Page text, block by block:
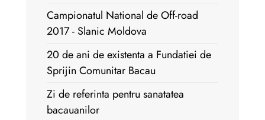
Campionatul National de Off-road
2017 - Slanic Moldova
20 de ani de existenta a Fundatiei de
Sprijin Comunitar Bacau
Zi de referinta pentru sanatatea
bacauanilor